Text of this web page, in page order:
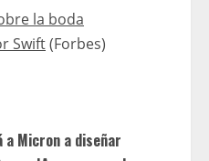
la boda
Swift(Forbes)
a Micron a diseñar